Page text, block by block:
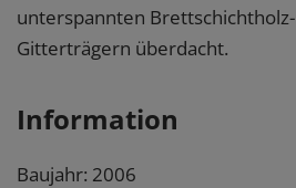
unterspannten Brettschichtholz-
Gitterträgern überdacht.
Information
Baujahr: 2006